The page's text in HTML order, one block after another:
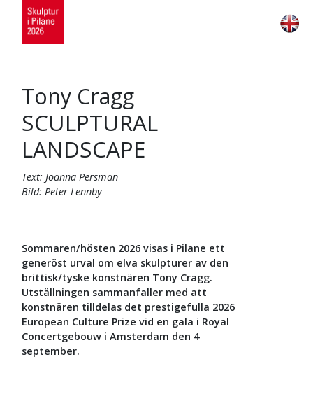
Tony Cragg
SCULPTURAL
LANDSCAPE
Text: Joanna Persman
Bild: Peter Lennby
Sommaren/hösten 2026 visas i Pilane ett
generöst urval om elva skulpturer av den
brittisk/tyske konstnären Tony Cragg.
Utställningen sammanfaller med att
konstnären tilldelas det prestigefulla 2026
European Culture Prize vid en gala i Royal
Concertgebouw i Amsterdam den 4
september.